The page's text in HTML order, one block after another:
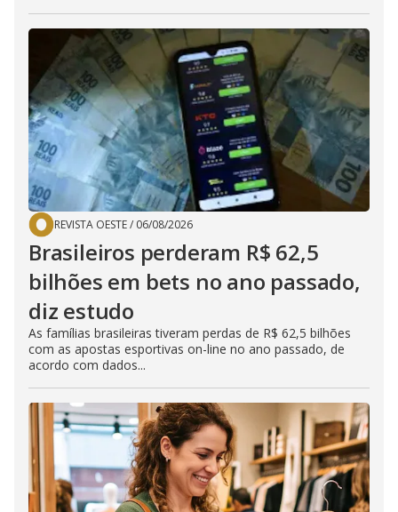
REVISTA OESTE/ 06/08/2026
Brasileiros perderam R$ 62,5
bilhões em bets no ano passado,
diz estudo
As famílias brasileiras tiveram perdas de R$ 62,5 bilhões
com as apostas esportivas on-line no ano passado, de
acordo com dados...